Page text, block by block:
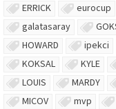
ERRICK
eurocup
galatasaray
HOWARD
ipekci
KOKSAL
KYLE
LOUIS
MARDY
MICOV
mvp